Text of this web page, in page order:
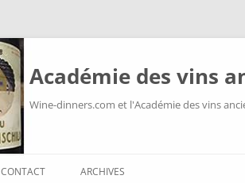
Académie des vins
Wine-dinners.com et l'Académie des vins
CONTACT ARCHIVES